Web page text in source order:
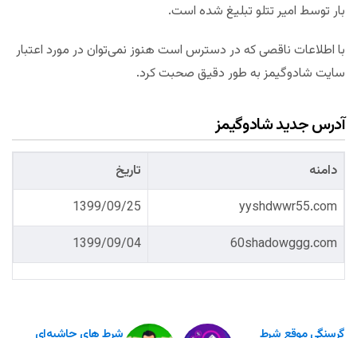
بار توسط امیر تتلو تبلیغ شده است.
با اطلاعات ناقصی که در دسترس است هنوز نمی‌توان در مورد اعتبار
سایت شادوگیمز به طور دقیق صحبت کرد.
آدرس جدید شادوگیمز
دامنه
تاریخ
yyshdwwr55.com
1399/09/25
60shadowggg.com
1399/09/04